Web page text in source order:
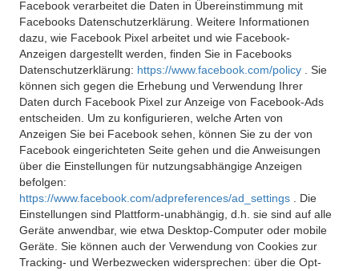
Facebook verarbeitet die Daten in Übereinstimmung mit
Facebooks Datenschutzerklärung. Weitere Informationen
dazu, wie Facebook Pixel arbeitet und wie Facebook-
Anzeigen dargestellt werden, finden Sie in Facebooks
Datenschutzerklärung: https://www.facebook.com/policy
. Sie
können sich gegen die Erhebung und Verwendung Ihrer
Daten durch Facebook Pixel zur Anzeige von Facebook-Ads
entscheiden. Um zu konfigurieren, welche Arten von
Anzeigen Sie bei Facebook sehen, können Sie zu der von
Facebook eingerichteten Seite gehen und die Anweisungen
über die Einstellungen für nutzungsabhängige Anzeigen
befolgen:
https://www.facebook.com/adpreferences/ad_settings
. Die
Einstellungen sind Plattform-unabhängig, d.h. sie sind auf alle
Geräte anwendbar, wie etwa Desktop-Computer oder mobile
Geräte. Sie können auch der Verwendung von Cookies zur
Tracking- und Werbezwecken widersprechen: über die Opt-